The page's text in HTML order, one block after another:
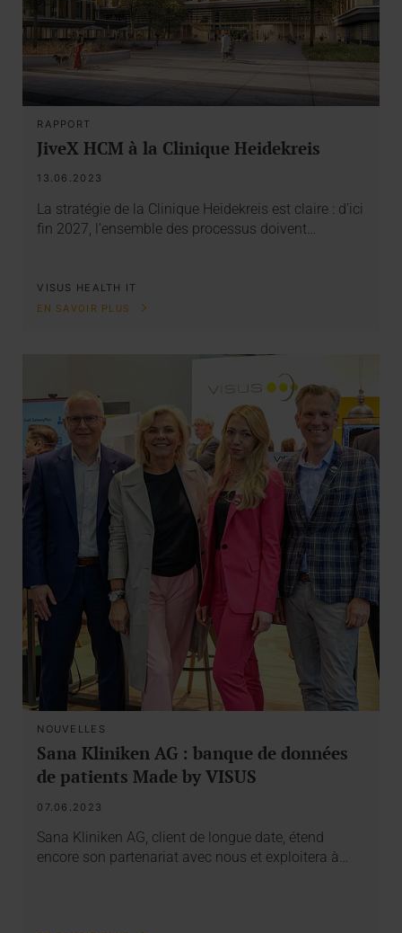
RAPPORT
JiveX HCM à la Clinique Heidekreis
13.06.2023
La stratégie de la Clinique Heidekreis est claire : d’ici
fin 2027, l’ensemble des processus doivent…
VISUS HEALTH IT
EN SAVOIR PLUS
NOUVELLES
Sana Kliniken AG : banque de données
de patients Made by VISUS
07.06.2023
Sana Kliniken AG, client de longue date, étend
encore son partenariat avec nous et exploitera à…